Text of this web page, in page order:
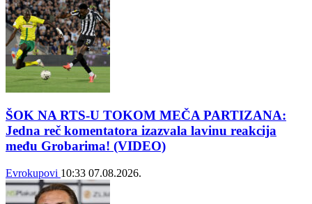
ŠOK NA RTS-U TOKOM MEČA PARTIZANA:
Jedna reč komentatora izazvala lavinu reakcija
među Grobarima! (VIDEO)
Evrokupovi 10:33 07.08.2026.